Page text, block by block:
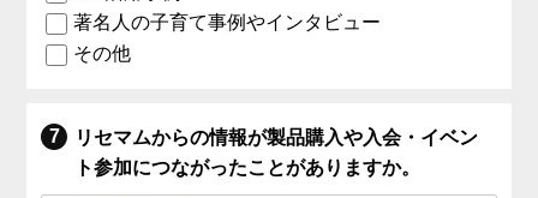
著名人の子育て事例やインタビュー
その他
リセマムからの情報が製品購入や入会・イベン
ト参加につながったことがありますか。